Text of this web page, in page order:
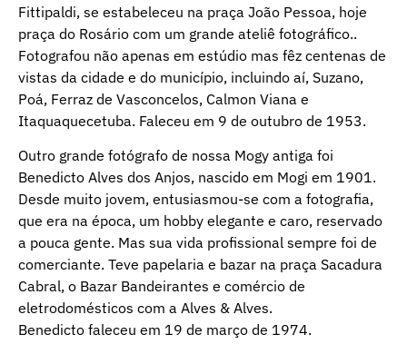
Fittipaldi, se estabeleceu na praça João Pessoa, hoje
praça do Rosário com um grande ateliê fotográfico..
Fotografou não apenas em estúdio mas fêz centenas de
vistas da cidade e do município, incluindo aí, Suzano,
Poá, Ferraz de Vasconcelos, Calmon Viana e
Itaquaquecetuba. Faleceu em 9 de outubro de 1953.
Outro grande fotógrafo de nossa Mogy antiga foi
Benedicto Alves dos Anjos, nascido em Mogi em 1901.
Desde muito jovem, entusiasmou-se com a fotografia,
que era na época, um hobby elegante e caro, reservado
a pouca gente. Mas sua vida profissional sempre foi de
comerciante. Teve papelaria e bazar na praça Sacadura
Cabral, o Bazar Bandeirantes e comércio de
eletrodomésticos com a Alves & Alves.
Benedicto faleceu em 19 de março de 1974.